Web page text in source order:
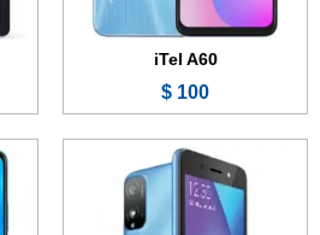
iTel A60
100 $
عرض الموصفات ←
الشاشة:6.3 بوصة - IPS LCD
الذاكرة الداخلية: